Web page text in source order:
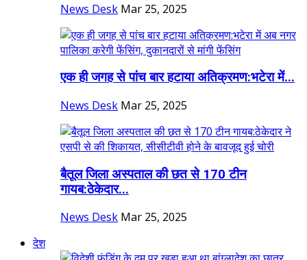
News Desk Mar 25, 2025
एक ही जगह से पांच बार हटाया अतिक्रमण:भटेरा में...
News Desk Mar 25, 2025
बैतूल जिला अस्पताल की छत से 170 टीन
गायब:ठेकेदार...
News Desk Mar 25, 2025
देश